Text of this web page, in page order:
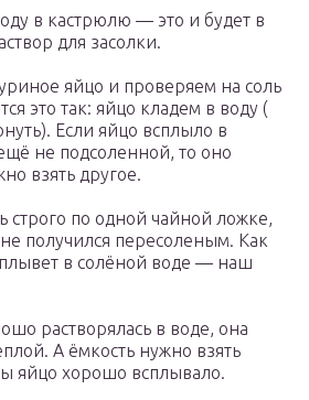
в кастрюлю — это и будет в
для засолки.
яйцо и проверяем на соль
это так: яйцо кладем в воду (
Если яйцо всплыло в
не подсоленной, то оно
взять другое.
строго по одной чайной ложке,
получился пересоленым. Как
в солёной воде — наш
растворялась в воде, она
А ёмкость нужно взять
яйцо хорошо всплывало.